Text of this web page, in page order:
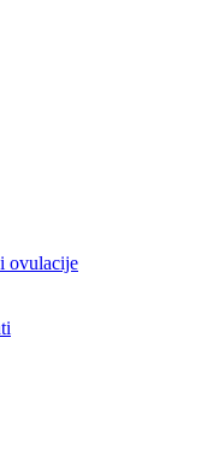
ovulacije